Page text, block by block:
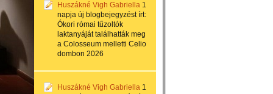
Huszákné Vigh Gabriella 1
napja új blogbejegyzést írt:
Ókori római tűzoltók
laktanyáját találhatták meg
a Colosseum melletti Celio
dombon 2026
Huszákné Vigh Gabriella 1